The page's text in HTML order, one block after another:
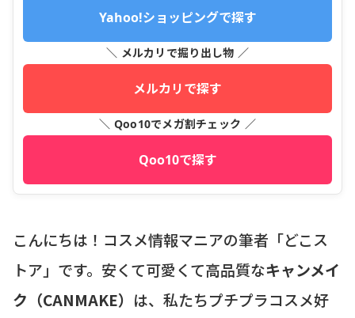
Yahoo!ショッピングで探す
＼ メルカリで掘り出し物 ／
メルカリで探す
＼ Qoo10でメガ割チェック ／
Qoo10で探す
こんにちは！コスメ情報マニアの筆者「どこス
トア」です。安くて可愛くて高品質なキャンメイ
ク（CANMAKE） は、私たちプチプラコスメ好